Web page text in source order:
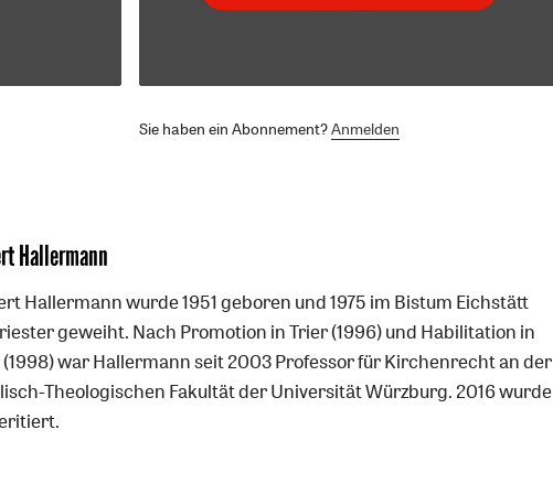
Sie haben ein Abonnement?Anmelden
Hallermann
Hallermann wurde 1951 geboren und 1975 im Bistum Eichstätt
geweiht. Nach Promotion in Trier (1996) und Habilitation in
(1998) war Hallermann seit 2003 Professor für Kirchenrecht an der
Theologischen Fakultät der Universität Würzburg. 2016 wurde